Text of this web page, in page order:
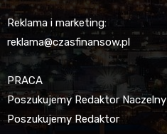
Reklama i marketing:
reklama@czasfinansow.pl
PRACA
Poszukujemy Redaktor Naczelny
Poszukujemy Redaktor